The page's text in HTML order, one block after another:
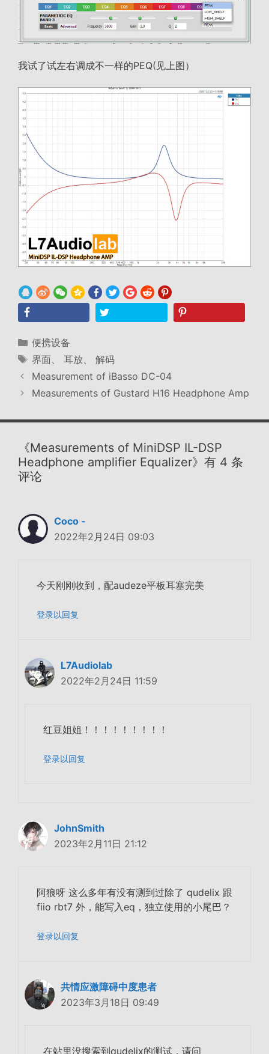
我试了试左右调成不一样的PEQ(见上图）
分
类
便携设备
标
签
界面、 耳放、 解码
Measurement of iBasso DC-04
Measurements of Gustard H16 Headphone Amp
《Measurements of MiniDSP IL-DSP
Headphone amplifier Equalizer》有 4 条
评论
Coco -
2022年2月24日 09:03
今天刚刚收到，配audeze平板耳塞完美
登录以回复
L7Audiolab
2022年2月24日 11:59
红豆姐姐！！！！！！！！！
登录以回复
JohnSmith
2023年2月11日 21:12
阿狼呀 这么多年有没有测到过除了 qudelix 跟
fiio rbt7 外，能写入eq，独立使用的小尾巴？
登录以回复
共情应激障碍中度患者
2023年3月18日 09:49
在站里没搜索到qudelix的测试，请问